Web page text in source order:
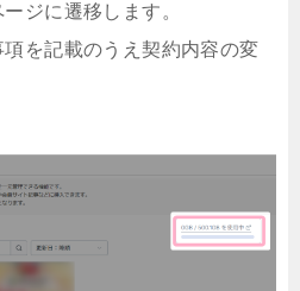
ジに遷移します。
を記載のうえ契約内容の変